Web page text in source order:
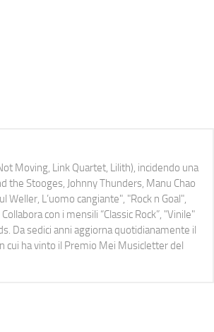
Moving, Link Quartet, Lilith), incidendo una
the Stooges, Johnny Thunders, Manu Chao
L’uomo cangiante", "Rock n Goal",
con i mensili “Classic Rock”, "Vinile"
Da sedici anni aggiorna quotidianamente il
cui ha vinto il Premio Mei Musicletter del